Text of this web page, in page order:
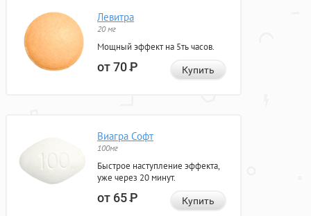
Левитра
20 мг
Мощный эффект на 5ть часов.
от 70Р Купить
Виагра Софт
100мг
Быстрое наступление эффекта,
уже через 20 минут.
от 65Р Купить